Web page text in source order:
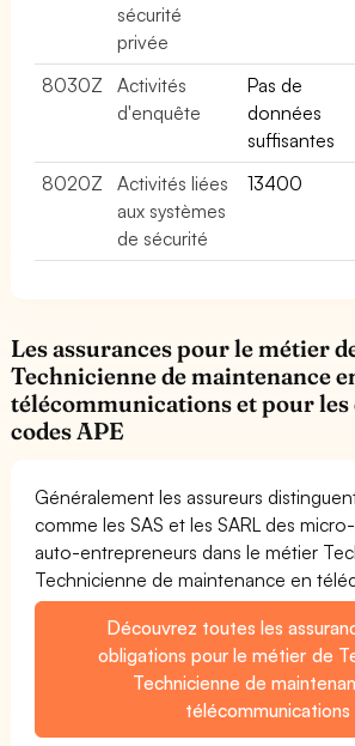
sécurité
privée
8030Z
Activités
d'enquête
Pas de
données
suffisantes
8020Z
Activités liées
aux systèmes
de sécurité
13400
Les assurances pour le métier
Technicienne de maintenance
télécommunications et pour
codes APE
Généralement les assureurs
comme les SAS et les SARL des
auto-entrepreneurs dans le métier
Technicienne de maintenance en
Découvrez toutes les
obligations pour le métier de
Technicienne de
télécommunications